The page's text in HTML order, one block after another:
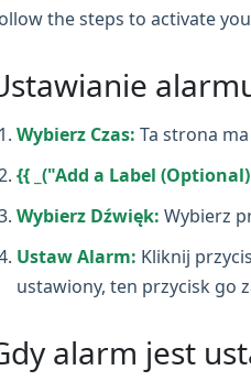
the steps to activate
Wybierz Czas: Ta strona
{{ _("Add a Label
Wybierz Dźwięk: Wybierz
Ustaw Alarm: Kliknij
ustawiony, ten przycisk go
alarm jest